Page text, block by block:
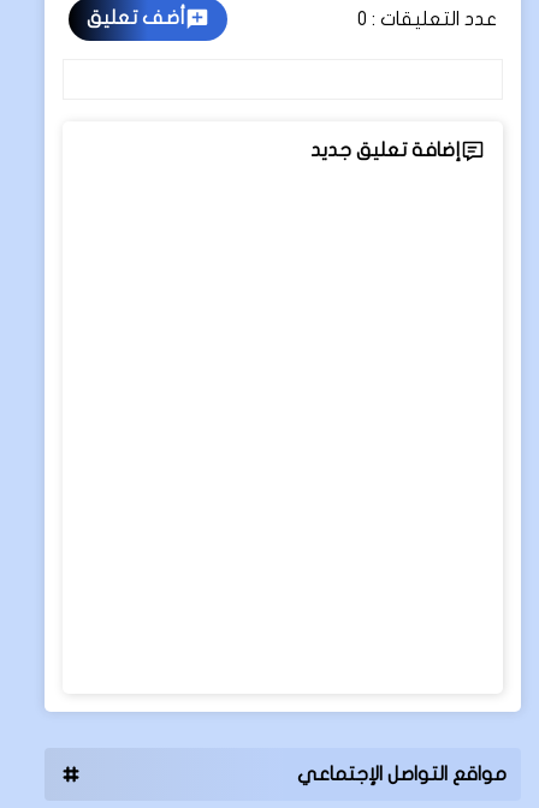
عدد التعليقات : 0 أضف تعليق
إضافة تعليق جديد
مواقع التواصل الإجتماعي